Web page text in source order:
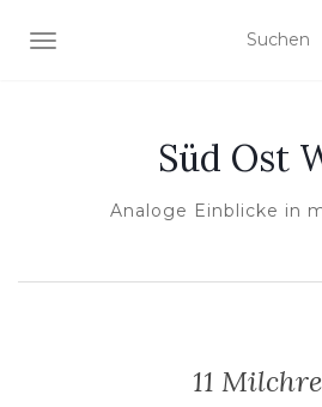
NAVIGATION UMSCHALTEN
Süd Ost
Analoge Einblicke in
11